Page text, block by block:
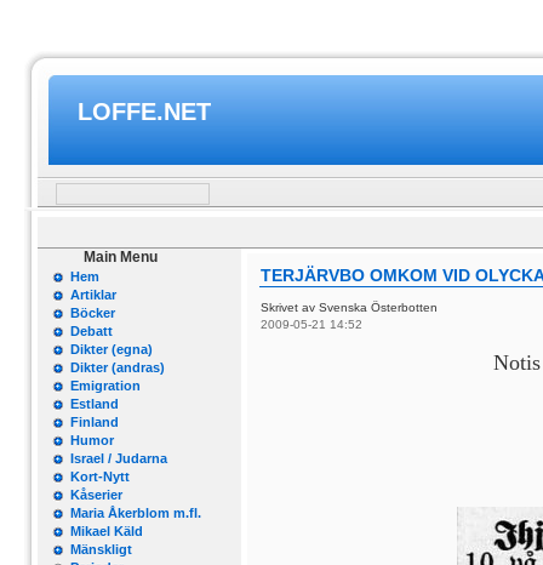
LOFFE.NET
Main Menu
Hem
Artiklar
Böcker
Debatt
Dikter (egna)
Dikter (andras)
Emigration
Estland
Finland
Humor
Israel / Judarna
Kort-Nytt
Kåserier
Maria Åkerblom m.fl.
Mikael Käld
Mänskligt
TERJÄRVBO OMKOM VID
Skrivet av Svenska Österbotten
2009-05-21 14:52